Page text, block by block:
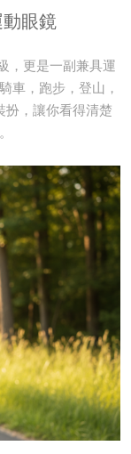
眼鏡
，更是一副兼具運
車，跑步，登山，
扮，讓你看得清楚